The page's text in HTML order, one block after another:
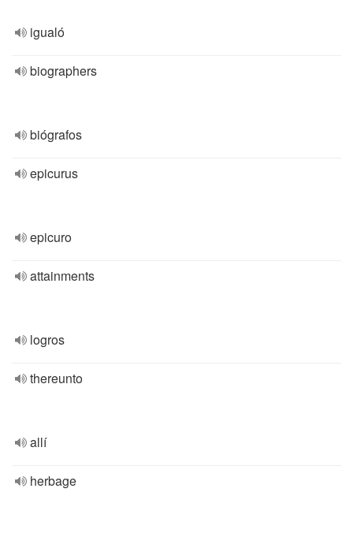
igualó
biographers
biógrafos
epicurus
epicuro
attainments
logros
thereunto
allí
herbage